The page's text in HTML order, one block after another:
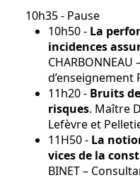
10h35 - Pause
10h50 - La
incidences
11h20 - Bruits
risques. Maître
Lefèvre et
11H50 - La
vices de la
BINET –